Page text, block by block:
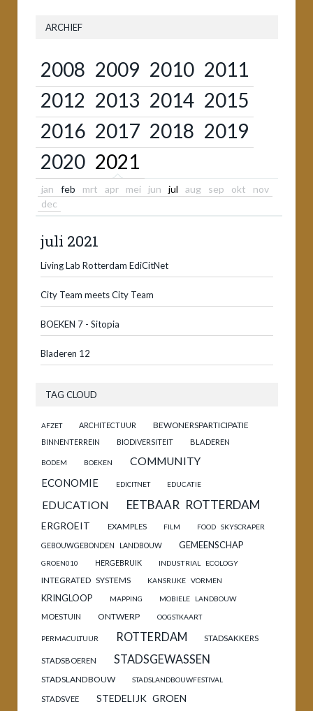
ARCHIEF
2008 2009 2010 2011
2012 2013 2014 2015
2016 2017 2018 2019
2020 2021
jan feb mrt apr mei jun jul aug sep okt
nov
dec
juli 2021
Living Lab Rotterdam EdiCitNet
City Team meets City Team
BOEKEN 7 - Sitopia
Bladeren 12
TAG CLOUD
AFZET ARCHITECTUUR BEWONERSPARTICIPATIE
BINNENTERREIN BIODIVERSITEIT BLADEREN
BODEM BOEKEN
COMMUNITY
ECONOMIE
EDICITNET EDUCATIE
EDUCATION EETBAAR ROTTERDAM
ERGROEIT EXAMPLES FILM FOOD SKYSCRAPER
GEBOUWGEBONDEN LANDBOUW GEMEENSCHAP
GROEN010 HERGEBRUIK INDUSTRIAL ECOLOGY
INTEGRATED SYSTEMS KANSRIJKE VORMEN
KRINGLOOP MAPPING MOBIELE LANDBOUW
MOESTUIN ONTWERP OOGSTKAART
PERMACULTUUR ROTTERDAM STADSAKKERS
STADSBOEREN STADSGEWASSEN
STADSLANDBOUW STADSLANDBOUWFESTIVAL
STADSVEE STEDELIJK GROEN